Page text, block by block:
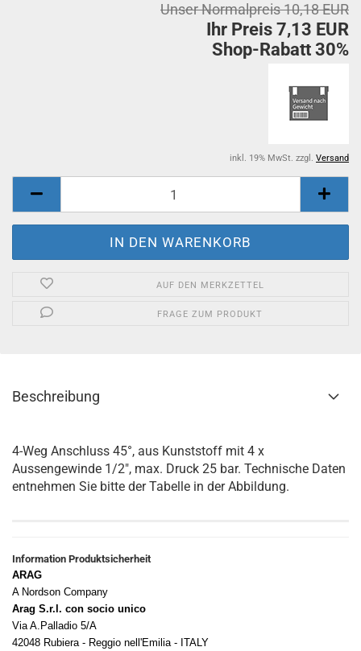
Unser Normalpreis 10,18 EUR
Ihr Preis 7,13 EUR
Shop-Rabatt 30%
inkl. 19% MwSt. zzgl. Versand
AUF DEN MERKZETTEL
FRAGE ZUM PRODUKT
Beschreibung
4-Weg Anschluss 45°, aus Kunststoff mit 4 x
Aussengewinde 1/2", max. Druck 25 bar. Technische Daten
entnehmen Sie bitte der Tabelle in der Abbildung.
Information Produktsicherheit
ARAG
A Nordson Company
Arag S.r.l. con socio unico
Via A.Palladio 5/A
42048 Rubiera - Reggio nell'Emilia - ITALY